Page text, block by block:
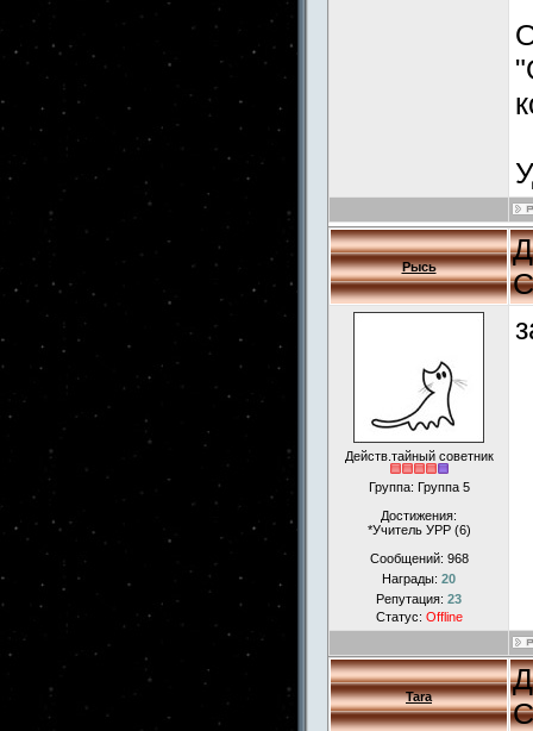
Рысь
Действ.тайный советник
Группа: Группа 5
Достижения:
*Учитель УРР (6)
Сообщений: 968
Награды: 20
Репутация: 23
Статус: Offline
Tara